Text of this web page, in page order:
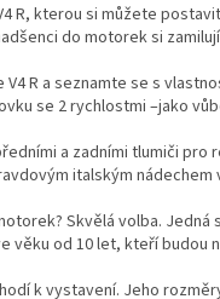
R, kterou si můžete
do motorek si
R a seznamte se s
se 2 rychlostmi –jako
a zadními tlumiči pro
italským nádechem
Skvělá volba. Jedná
věku od 10 let, kteří budou
k vystavení. Jeho